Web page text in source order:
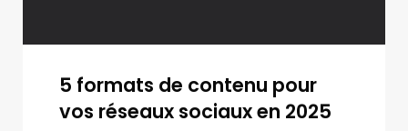
5 formats de contenu pour
vos réseaux sociaux en 2025